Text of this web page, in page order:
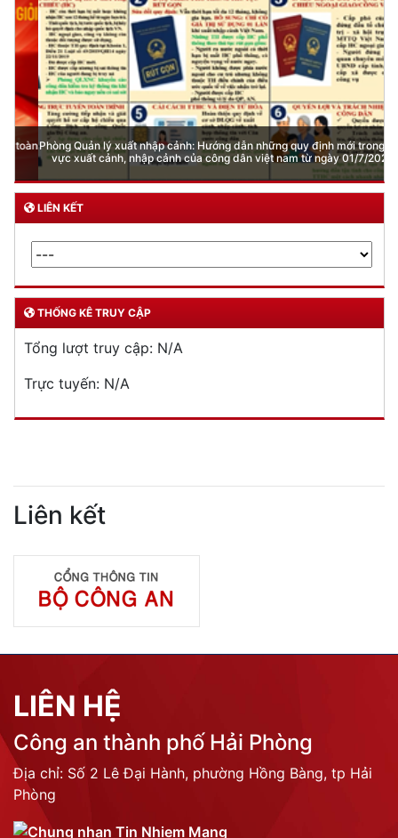
Phòng Quản lý xuất nhập cảnh: Hướng dẫn những quy định mới trong lĩnh
vực xuất cảnh, nhập cảnh của công dân việt nam từ ngày 01/7/2026
LIÊN KẾT
THỐNG KÊ TRUY CẬP
Tổng lượt truy cập: N/A
Trực tuyến: N/A
Liên kết
LIÊN HỆ
Công an thành phố Hải Phòng
Địa chỉ: Số 2 Lê Đại Hành, phường Hồng Bàng, tp Hải
Phòng